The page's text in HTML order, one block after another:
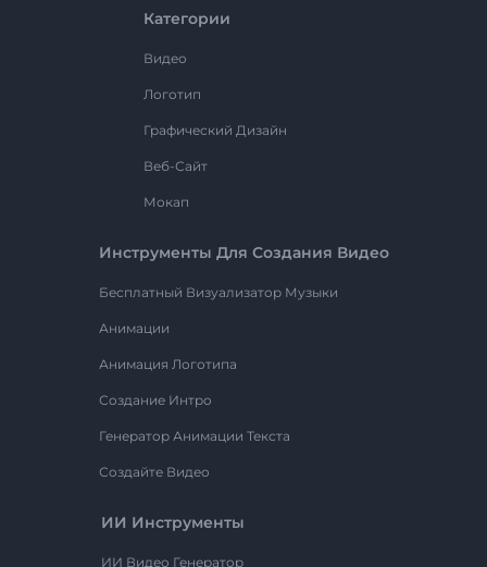
Категории
Видео
Логотип
Графический Дизайн
Веб-Сайт
Мокап
Инструменты Для Создания Видео
Бесплатный Визуализатор Музыки
Анимации
Анимация Логотипа
Создание Интро
Генератор Анимации Текста
Создайте Видео
ИИ Инструменты
ИИ Видео Генератор